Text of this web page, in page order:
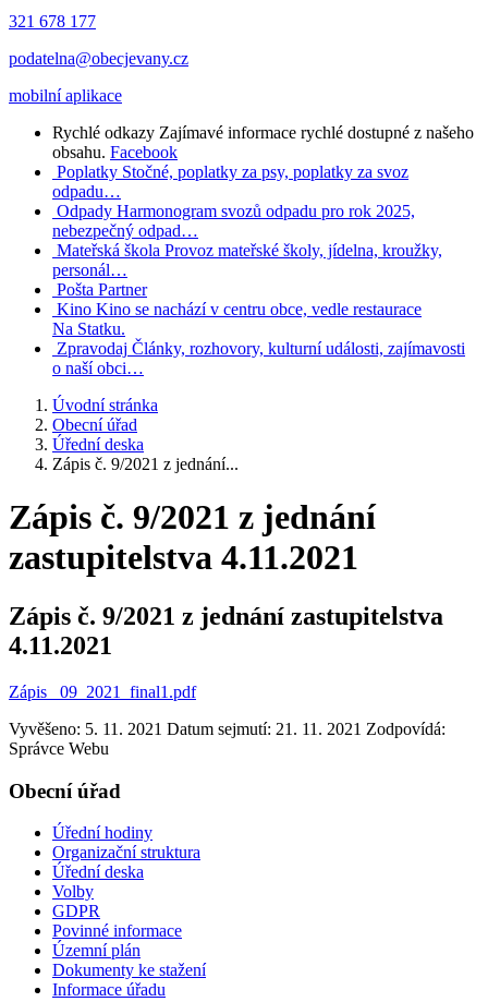
321 678 177
podatelna@obecjevany.cz
mobilní aplikace
Rychlé odkazy Zajímavé informace rychlé dostupné z našeho
obsahu. Facebook
Poplatky Stočné, poplatky za psy, poplatky za svoz
odpadu…
Odpady Harmonogram svozů odpadu pro rok 2025,
nebezpečný odpad…
Mateřská škola Provoz mateřské školy, jídelna, kroužky,
personál…
Pošta Partner
Kino Kino se nachází v centru obce, vedle restaurace
Na Statku.
Zpravodaj Články, rozhovory, kulturní události, zajímavosti
o naší obci…
Úvodní stránka
Obecní úřad
Úřední deska
Zápis č. 9/2021 z jednání...
Zápis č. 9/2021 z jednání
zastupitelstva 4.11.2021
Zápis č. 9/2021 z jednání zastupitelstva
4.11.2021
Zápis _09_2021_final1.pdf
Vyvěšeno: 5. 11. 2021 Datum sejmutí: 21. 11. 2021 Zodpovídá:
Správce Webu
Obecní úřad
Úřední hodiny
Organizační struktura
Úřední deska
Volby
GDPR
Povinné informace
Územní plán
Dokumenty ke stažení
Informace úřadu